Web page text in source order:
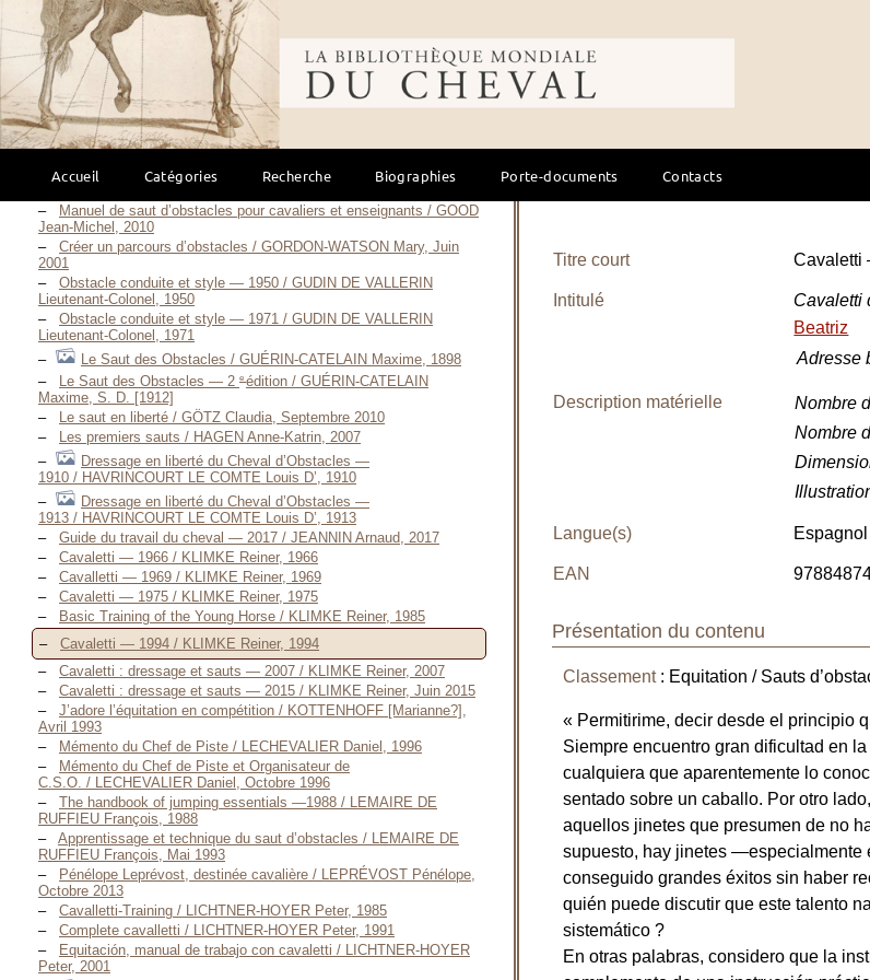
Bibliothèque mondiale du cheval
Accueil Catégories Recherche Biographies Porte-documents Contacts
1888
Travail à la longe et dressage à l’obstacle — 3
édition / GONTAUT-BIRON Marie-Louis-Théodore-Raoul, COMTE DE,
1893
Travail à la longe et dressage à l’obstacle — 4
édition / GONTAUT-BIRON Marie-Louis-Théodore-Raoul, COMTE DE,
1912
Travail à la longe et dressage à l’obstacle — 1975 / GONTAUT-
Travail à la longe et dressage à l’obstacle — 2002 / GONTAUT-
Manuel de saut d’obstacles pour cavaliers et enseignants / GOOD
Jean-Michel, 2010
Créer un parcours d’obstacles / GORDON-WATSON Mary, Juin
2001
Obstacle conduite et style — 1950 / GUDIN DE VALLERIN
Lieutenant-Colonel, 1950
Obstacle conduite et style — 1971 / GUDIN DE VALLERIN
Lieutenant-Colonel, 1971
Le Saut des Obstacles / GUÉRIN-CATELAIN Maxime, 1898
Le Saut des Obstacles — 2 e édition / GUÉRIN-CATELAIN
Maxime, S. D. [1912]
Le saut en liberté / GÖTZ Claudia, Septembre 2010
Les premiers sauts / HAGEN Anne-Katrin, 2007
Dressage en liberté du Cheval d’Obstacles —
1910 / HAVRINCOURT LE COMTE Louis D’, 1910
Dressage en liberté du Cheval d’Obstacles —
1913 / HAVRINCOURT LE COMTE Louis D’, 1913
Guide du travail du cheval — 2017 / JEANNIN Arnaud, 2017
Cavaletti — 1966 / KLIMKE Reiner, 1966
Cavalletti — 1969 / KLIMKE Reiner, 1969
Cavaletti — 1975 / KLIMKE Reiner, 1975
Basic Training of the Young Horse / KLIMKE Reiner, 1985
Cavaletti — 1994 / KLIMKE Reiner, 1994
Cavaletti : dressage et sauts — 2007 / KLIMKE Reiner, 2007
Cavaletti : dressage et sauts — 2015 / KLIMKE Reiner, Juin 2015
J’adore l’équitation en compétition / KOTTENHOFF [Marianne?],
Avril 1993
Mémento du Chef de Piste / LECHEVALIER Daniel, 1996
Mémento du Chef de Piste et Organisateur de
C.S.O. / LECHEVALIER Daniel, Octobre 1996
The handbook of jumping essentials —1988 / LEMAIRE DE
RUFFIEU François, 1988
Apprentissage et technique du saut d’obstacles / LEMAIRE DE
RUFFIEU François, Mai 1993
Pénélope Leprévost, destinée cavalière / LEPRÉVOST Pénélope,
Octobre 2013
Cavalletti-Training / LICHTNER-HOYER Peter, 1985
Complete cavalletti / LICHTNER-HOYER Peter, 1991
Equitación, manual de trabajo con cavaletti / LICHTNER-HOYER
Peter, 2001
Titre court Cavaletti
Intitulé Cavaletti
Beatriz
Adresse
Description matérielle Nombre
Nombre
Langue(s) Espagnol
EAN
Présentation du contenu
Classement: Equitation / Sauts
« Permitirime, decir desde el principio
Siempre encuentro gran dificultad en
cualquiera que aparentemente lo
sentado sobre un caballo. Por otro
aquellos jinetes que presumen de no
supuesto, hay jinetes —especialmente
conseguido grandes éxitos sin haber
quién puede discutir que este talento
sistemático ?
En otras palabras, considero que la